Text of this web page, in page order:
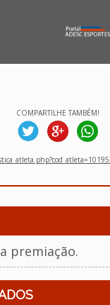
COMPARTILHE TAMBÉM!
premiação.